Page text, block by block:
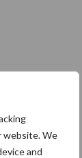
website. We
and
schijven